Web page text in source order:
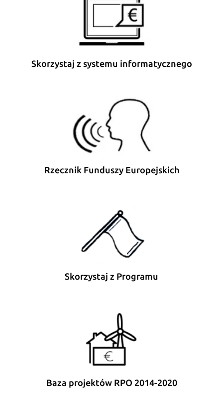
Skorzystaj z systemu informatycznego
Rzecznik Funduszy Europejskich
Skorzystaj z Programu
Baza projektów RPO 2014-2020